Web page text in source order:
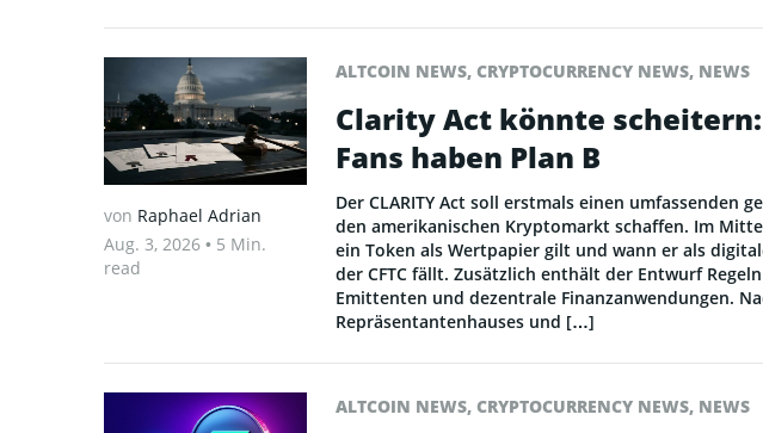
von Raphael Adrian
Aug. 3, 2026 • 5 Min.
read
ALTCOIN NEWS, CRYPTOCURRENCY NEWS, NEWS
Clarity Act könnte
Fans haben Plan B
Der CLARITY Act soll erstmals einen umfassenden
den amerikanischen Kryptomarkt schaffen. Im
ein Token als Wertpapier gilt und wann er als
der CFTC fällt. Zusätzlich enthält der Entwurf
Emittenten und dezentrale Finanzanwendungen.
Repräsentantenhauses und […]
ALTCOIN NEWS, CRYPTOCURRENCY NEWS, NEWS